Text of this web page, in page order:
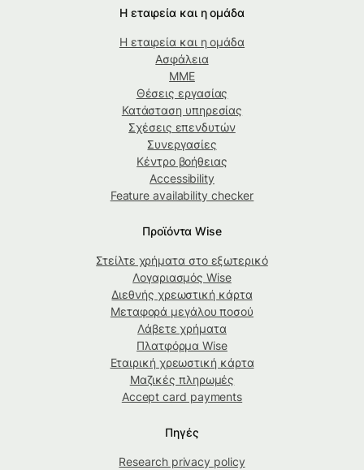
Η εταιρεία και η ομάδα
Η εταιρεία και η ομάδα
Ασφάλεια
ΜΜΕ
Θέσεις εργασίας
Κατάσταση υπηρεσίας
Σχέσεις επενδυτών
Συνεργασίες
Κέντρο βοήθειας
Accessibility
Feature availability checker
Προϊόντα Wise
Στείλτε χρήματα στο εξωτερικό
Λογαριασμός Wise
Διεθνής χρεωστική κάρτα
Μεταφορά μεγάλου ποσού
Λάβετε χρήματα
Πλατφόρμα Wise
Εταιρική χρεωστική κάρτα
Μαζικές πληρωμές
Accept card payments
Πηγές
Research privacy policy